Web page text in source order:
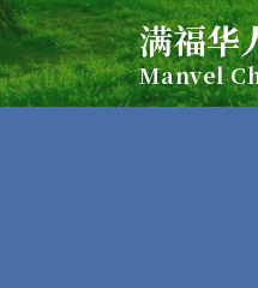
满福华
Manvel